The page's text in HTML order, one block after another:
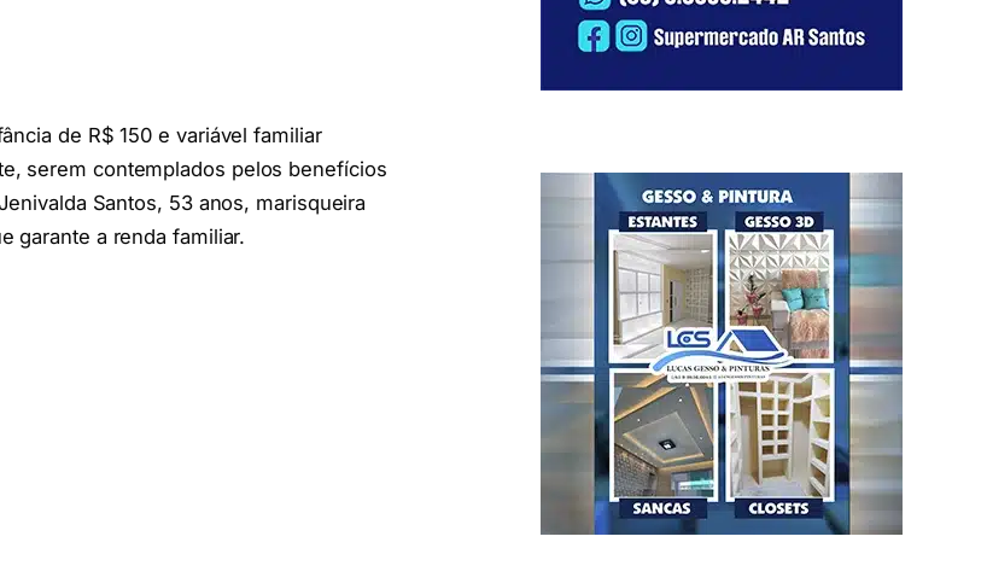
de R$ 150 e variável familiar
serem contemplados pelos benefícios
Santos, 53 anos, marisqueira
garante a renda familiar.